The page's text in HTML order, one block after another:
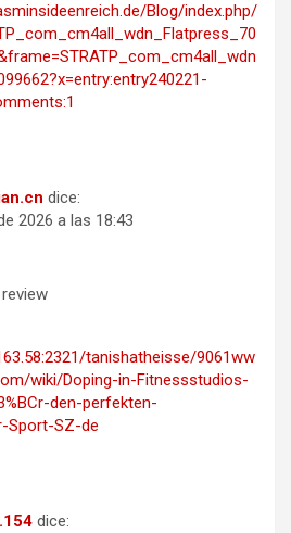
Blog/index.php/
dice:
2026 a las 18:43
tanishatheisse/9061ww
wiki/Doping-in-Fitnessstudios-
den-perfekten-
Sport-SZ-de
dice: